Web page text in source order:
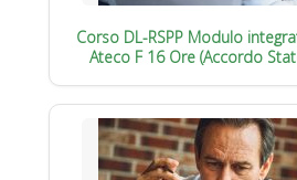
Corso DL-RSPP Modulo
Ateco F 16 Ore (Accordo